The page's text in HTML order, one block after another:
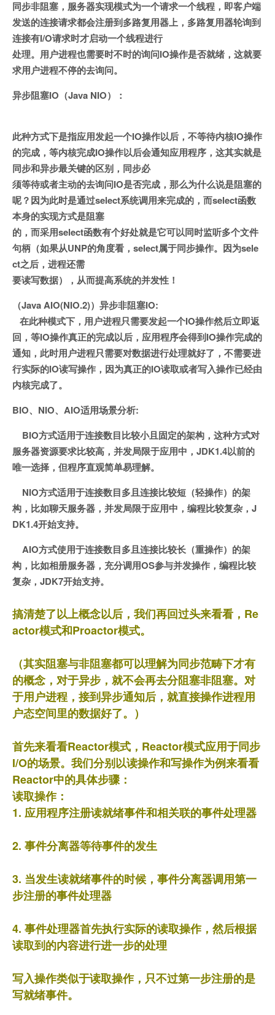
同步非阻塞，服务器实现模式为一个请求一个线程，即客户端
发送的连接请求都会注册到多路复用器上，多路复用器轮询到
连接有I/O请求时才启动一个线程进行
处理。用户进程也需要时不时的询问IO操作是否就绪，这就要
求用户进程不停的去询问。
异步阻塞IO（Java NIO）：
此种方式下是指应用发起一个IO操作以后，不等待内核IO操作
的完成，等内核完成IO操作以后会通知应用程序，这其实就是
同步和异步最关键的区别，同步必
须等待或者主动的去询问IO是否完成，那么为什么说是阻塞的
呢？因为此时是通过select系统调用来完成的，而select函数
本身的实现方式是阻塞
的，而采用select函数有个好处就是它可以同时监听多个文件
句柄（如果从UNP的角度看，select属于同步操作。因为sele
ct之后，进程还需
要读写数据），从而提高系统的并发性！
（Java AIO(NIO.2)）异步非阻塞IO:
在此种模式下，用户进程只需要发起一个IO操作然后立即返
回，等IO操作真正的完成以后，应用程序会得到IO操作完成的
通知，此时用户进程只需要对数据进行处理就好了，不需要进
行实际的IO读写操作，因为真正的IO读取或者写入操作已经由
内核完成了。
BIO、NIO、AIO适用场景分析:
BIO方式适用于连接数目比较小且固定的架构，这种方式对
服务器资源要求比较高，并发局限于应用中，JDK1.4以前的
唯一选择，但程序直观简单易理解。
NIO方式适用于连接数目多且连接比较短（轻操作）的架
构，比如聊天服务器，并发局限于应用中，编程比较复杂，J
DK1.4开始支持。
AIO方式使用于连接数目多且连接比较长（重操作）的架
构，比如相册服务器，充分调用OS参与并发操作，编程比较
复杂，JDK7开始支持。
搞清楚了以上概念以后，我们再回过头来看看，Re
actor模式和Proactor模式。
（其实阻塞与非阻塞都可以理解为同步范畴下才有
的概念，对于异步，就不会再去分阻塞非阻塞。对
于用户进程，接到异步通知后，就直接操作进程用
户态空间里的数据好了。）
首先来看看Reactor模式，Reactor模式应用于同步
I/O的场景。我们分别以读操作和写操作为例来看看
Reactor中的具体步骤：
读取操作：
1. 应用程序注册读就绪事件和相关联的事件处理器
2. 事件分离器等待事件的发生
3. 当发生读就绪事件的时候，事件分离器调用第一
步注册的事件处理器
4. 事件处理器首先执行实际的读取操作，然后根据
读取到的内容进行进一步的处理
写入操作类似于读取操作，只不过第一步注册的是
写就绪事件。